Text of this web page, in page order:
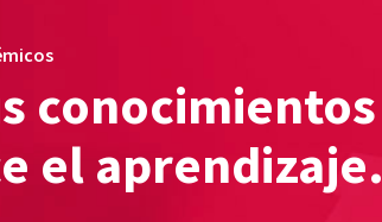
conocimientos
el aprendizaje.